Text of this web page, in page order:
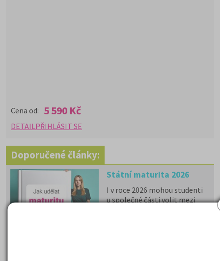
Cena od: 5 590 Kč
DETAILPŘIHLÁSIT SE
Doporučené články:
Státní maturita 2026
I v roce 2026 mohou studenti
u společné části volit mezi